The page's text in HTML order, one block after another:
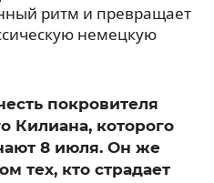
ритм и превращает
немецкую
покровителя
Килиана, которого
8 июля. Он же
тех, кто страдает